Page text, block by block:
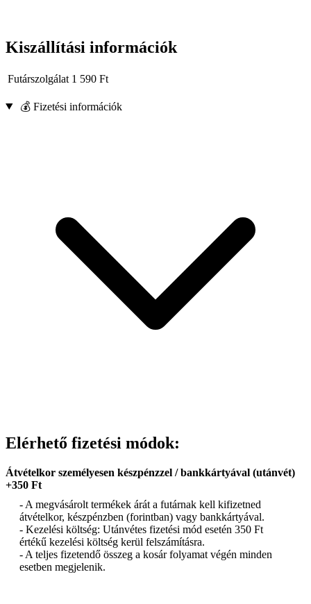
Kiszállítási információk
Futárszolgálat 1 590 Ft
💰 Fizetési információk
Elérhető fizetési módok:
Átvételkor személyesen készpénzzel / bankkártyával (utánvét)
+350 Ft
- A megvásárolt termékek árát a futárnak kell kifizetned
átvételkor, készpénzben (forintban) vagy bankkártyával.
- Kezelési költség: Utánvétes fizetési mód esetén 350 Ft
értékű kezelési költség kerül felszámításra.
- A teljes fizetendő összeg a kosár folyamat végén minden
esetben megjelenik.